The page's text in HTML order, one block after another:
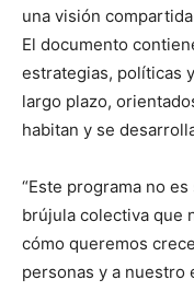
una visión
El documento
estrategias, políticas
largo plazo,
habitan y se
“Este programa no
brújula colectiva que
cómo queremos
personas y a nuestro